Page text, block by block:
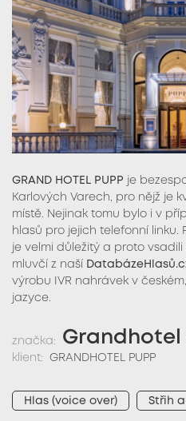
GRAND HOTEL PUPP je
Karlových Varech, pro nějž je
místě. Nejinak tomu bylo i v
hlasů pro jejich telefonní linku.
je velmi důležitý a proto
mluvčí z naší
výrobu IVR nahrávek v
jazyce.
značka: Grandhotel
klient: GRANDHOTEL PUPP
Hlas (voice over) Střih